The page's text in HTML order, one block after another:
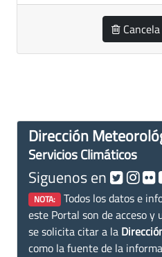
Cancela
Dirección
Servicios Climáticos
Siguenos en
NOTA: Todos los datos e
este Portal son de acceso y
se solicita citar a la
como la fuente de la